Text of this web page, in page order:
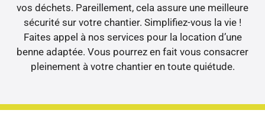
vos déchets. Pareillement, cela assure une meilleure
sécurité sur votre chantier. Simplifiez-vous la vie !
Faites appel à nos services pour la location d’une
benne adaptée. Vous pourrez en fait vous consacrer
pleinement à votre chantier en toute quiétude.